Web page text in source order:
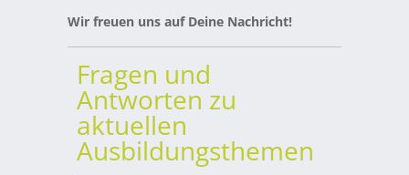
Wir freuen uns auf Deine Nachricht!
Fragen und
Antworten zu
aktuellen
Ausbildungsthemen